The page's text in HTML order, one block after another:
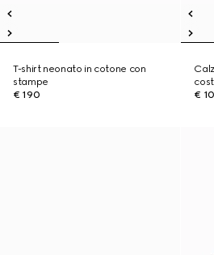
T-shirt neonato in cotone con
stampe
€ 190
€